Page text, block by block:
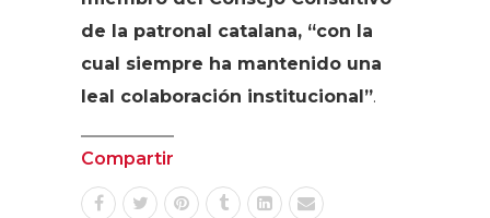
de la patronal catalana, “con la
cual siempre ha mantenido una
leal colaboración institucional”.
Compartir